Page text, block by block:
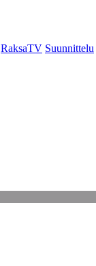
RaksaTV Suunnittelu